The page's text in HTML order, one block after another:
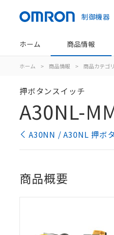
制御機器
ホーム 商品情報
ホーム > 商品情報 > 商品カテゴリ
押ボタンスイッチ
A30NL-
A30NN / A30NL 押ボ
商品概要